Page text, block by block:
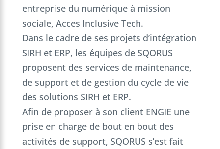
entreprise du numérique à mission
sociale, Acces Inclusive Tech.
Dans le cadre de ses projets d’intégration
SIRH et ERP, les équipes de SQORUS
proposent des services de maintenance,
de support et de gestion du cycle de vie
des solutions SIRH et ERP.
Afin de proposer à son client ENGIE une
prise en charge de bout en bout des
activités de support, SQORUS s’est fait